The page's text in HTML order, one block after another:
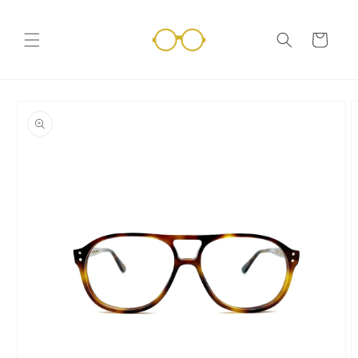
ai contenuti
Carrello
sul prodotto